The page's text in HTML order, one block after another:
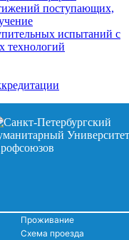
поступающих,
испытаний с
технологий
Проживание
Схема проезда